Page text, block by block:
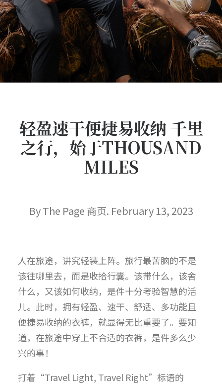
轻盈速干便捷易收纳 千里
之行，始于THOUSAND
MILES
By The Page 商页. February 13, 2023
人在旅途，讲究轻装上阵。旅行最苦脑的不是
该往哪里去，而是收拾行囊。该带什么，该舍
什么，又该如何收纳，是件十分考验智慧的活
儿。此时，拥有轻盈、速干、舒适、多功能且
便捷易收纳的衣裤，就显得无比重要了。要知
道，在旅途中穿上不合适的衣裤，是件多么少
兴的事！
打着“Travel Light, Travel Right”标语的